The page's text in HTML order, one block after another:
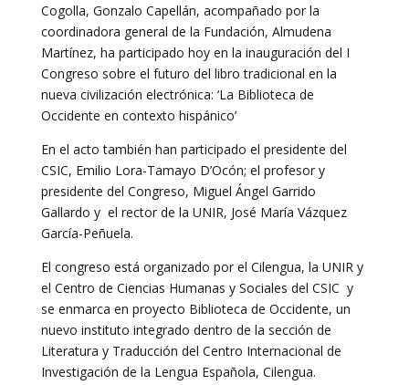
Cogolla, Gonzalo Capellán, acompañado por la
coordinadora general de la Fundación, Almudena
Martínez, ha participado hoy en la inauguración del I
Congreso sobre el futuro del libro tradicional en la
nueva civilización electrónica: ‘La Biblioteca de
Occidente en contexto hispánico’
En el acto también han participado el presidente del
CSIC, Emilio Lora-Tamayo D’Ocón; el profesor y
presidente del Congreso, Miguel Ángel Garrido
Gallardo y el rector de la UNIR, José María Vázquez
García-Peñuela.
El congreso está organizado por el Cilengua, la UNIR y
el Centro de Ciencias Humanas y Sociales del CSIC y
se enmarca en proyecto Biblioteca de Occidente, un
nuevo instituto integrado dentro de la sección de
Literatura y Traducción del Centro Internacional de
Investigación de la Lengua Española, Cilengua.